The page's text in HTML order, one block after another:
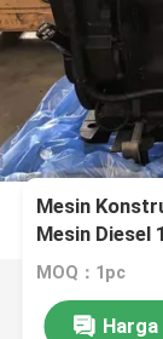
Mesin
Mesin Diesel
MOQ：1pc